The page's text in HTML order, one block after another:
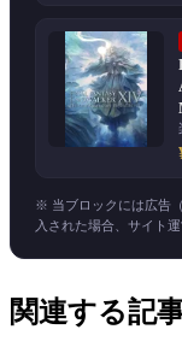
※ 当ブロックには広告
入された場合、サイト
関連する記